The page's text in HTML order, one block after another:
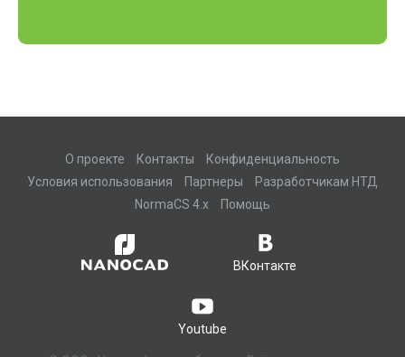
О проекте Контакты
Конфиденциальность
Условия использования
Партнеры
Разработчикам НТД
NormaCS 4.x
Помощь
ВКонтакте
Youtube